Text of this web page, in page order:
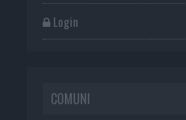
Login
COMUNI